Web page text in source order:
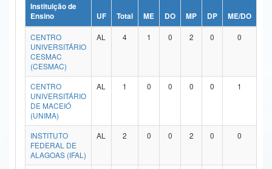
Ministério da Ciência, Tecnologia, Inovações e Comunicações
Ministério do Meio Ambiente
Ministério do Turismo
Ministério do Desenvolvimento Regional
Controladoria-Geral da União
Ministério da Mulher, da Família e dos Direitos Humanos
Secretaria-Geral
Instituição de
Ensino
UF Total ME DO MP DP ME/DO
CENTRO
UNIVERSITÁRIO
CESMAC
(CESMAC)
AL 4 1 0 2 0 0
CENTRO
UNIVERSITÁRIO
DE MACEIÓ
(UNIMA)
AL 1 0 0 0 0 1
INSTITUTO
FEDERAL DE
ALAGOAS (IFAL)
AL 2 0 0 2 0 0